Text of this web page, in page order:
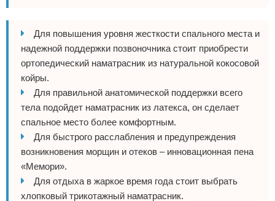
Для повышения уровня жесткости спального места и
надежной поддержки позвоночника стоит приобрести
ортопедический наматрасник из натуральной кокосовой
койры.
Для правильной анатомической поддержки всего
тела подойдет наматрасник из латекса, он сделает
спальное место более комфортным.
Для быстрого расслабления и предупреждения
возникновения морщин и отеков – инновационная пена
«Мемори».
Для отдыха в жаркое время года стоит выбрать
хлопковый трикотажный наматрасник.